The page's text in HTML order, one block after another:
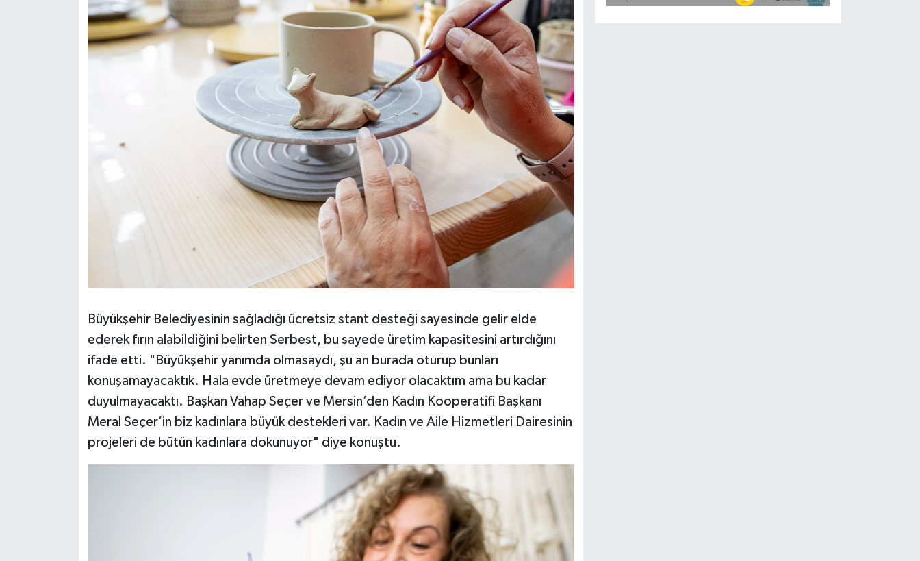
Büyükşehir Belediyesinin sağladığı ücretsiz stant desteği sayesinde gelir elde
ederek fırın alabildiğini belirten Serbest, bu sayede üretim kapasitesini artırdığını
ifade etti. "Büyükşehir yanımda olmasaydı, şu an burada oturup bunları
konuşamayacaktık. Hala evde üretmeye devam ediyor olacaktım ama bu kadar
duyulmayacaktı. Başkan Vahap Seçer ve Mersin’den Kadın Kooperatifi Başkanı
Meral Seçer’in biz kadınlara büyük destekleri var. Kadın ve Aile Hizmetleri Dairesinin
projeleri de bütün kadınlara dokunuyor" diye konuştu.